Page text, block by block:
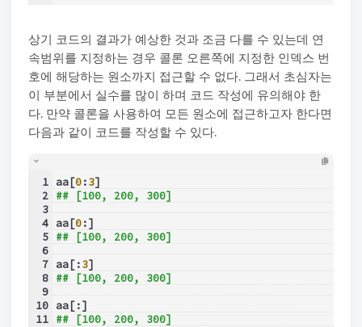
상기 코드의 결과가 예상한 것과 조금 다를 수 있는데 연
속범위를 지정하는 경우 콜론 오른쪽에 지정한 인덱스 번
호에 해당하는 원소까지 접근할 수 없다. 그래서 초심자는
이 부분에서 실수를 많이 하며 코드 작성에 유의해야 한
다. 만약 콜론을 사용하여 모든 원소에 접근하고자 한다면
다음과 같이 코드를 작성할 수 있다.
1
2
3
4
5
6
7
8
9
10
11
aa[0:3]
## [100, 200, 300]
aa[0:]
## [100, 200, 300]
aa[:3]
## [100, 200, 300]
aa[:]
## [100, 200, 300]